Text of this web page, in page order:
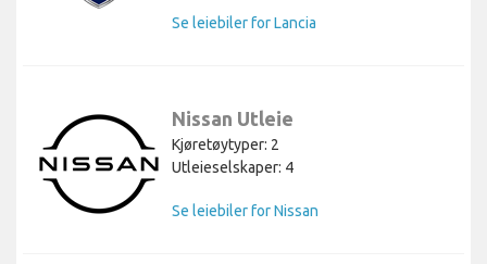
Se leiebiler for Lancia
Nissan Utleie
Kjøretøytyper: 2
Utleieselskaper: 4
Se leiebiler for Nissan